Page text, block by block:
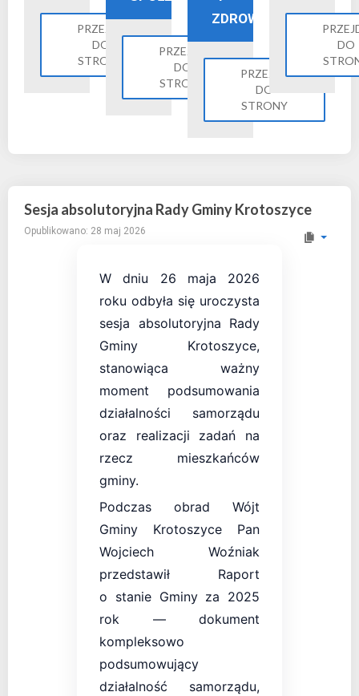
PRZEJDŹ
DO
STRONY
PRZEJDŹ
DO
STRONY
ZDROWIE
PRZEJDŹ
DO
STRONY
DO
Sesja absolutoryjna Rady Gminy Krotoszyce
Opublikowano: 28 maj 2026
W dniu 26 maja 2026
roku odbyła się uroczysta
sesja absolutoryjna Rady
Gminy Krotoszyce,
stanowiąca ważny
moment podsumowania
działalności samorządu
oraz realizacji zadań na
rzecz mieszkańców
gminy.
Podczas obrad Wójt
Gminy Krotoszyce Pan
Wojciech Woźniak
przedstawił Raport
o stanie Gminy za 2025
rok — dokument
kompleksowo
podsumowujący
działalność samorządu,